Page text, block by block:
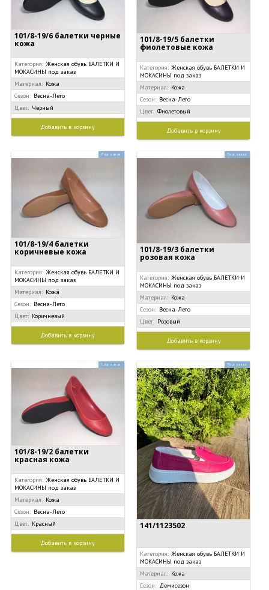
101/8-19/6 балетки черные
кожа
Категория: Женская обувь БАЛЕТКИ И
МОКАСИНЫ под заказ
Материал: Кожа
Сезон: Весна-Лето
Цвет: Черный
Добавить в корзину
101/8-19/5 балетки
фиолетовые кожа
Категория: Женская обувь БАЛЕТКИ И
МОКАСИНЫ под заказ
Материал: Кожа
Сезон: Весна-Лето
Цвет: Фиолетовый
Добавить в корзину
Под заказ
101/8-19/4 балетки
коричневые кожа
Категория: Женская обувь БАЛЕТКИ И
МОКАСИНЫ под заказ
Материал: Кожа
Сезон: Весна-Лето
Цвет: Коричневый
Добавить в корзину
Под заказ
101/8-19/3 балетки
розовая кожа
Категория: Женская обувь БАЛЕТКИ И
МОКАСИНЫ под заказ
Материал: Кожа
Сезон: Весна-Лето
Цвет: Розовый
Добавить в корзину
Под заказ
101/8-19/2 балетки
красная кожа
Категория: Женская обувь БАЛЕТКИ И
МОКАСИНЫ под заказ
Материал: Кожа
Сезон: Весна-Лето
Цвет: Красный
Добавить в корзину
Под заказ
141/1123502
Категория: Женская обувь БАЛЕТКИ И
МОКАСИНЫ под заказ
Материал: Кожа
Сезон: Демисезон